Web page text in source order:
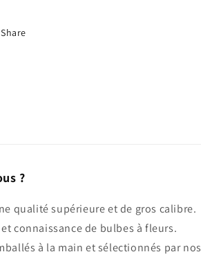
Share
?
qualité supérieure et de gros calibre.
connaissance de bulbes à fleurs.
à la main et sélectionnés par nos